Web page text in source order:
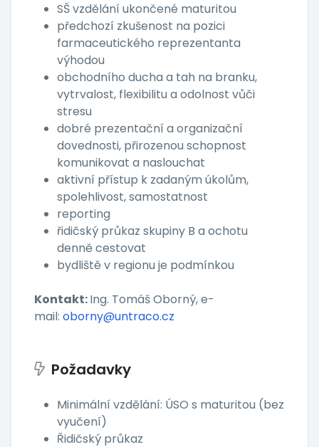
SŠ vzdělání ukončené maturitou
předchozí zkušenost na pozici
farmaceutického reprezentanta
výhodou
obchodního ducha a tah na branku,
vytrvalost, flexibilitu a odolnost vůči
stresu
dobré prezentační a organizační
dovednosti, přirozenou schopnost
komunikovat a naslouchat
aktivní přístup k zadaným úkolům,
spolehlivost, samostatnost
reporting
řidičský průkaz skupiny B a ochotu
denně cestovat
bydliště v regionu je podmínkou
Kontakt:Ing. Tomáš Oborný, e-
mail: oborny@untraco.cz
Požadavky
Minimální vzdělání: ÚSO s maturitou (bez
vyučení)
Řidičský průkaz